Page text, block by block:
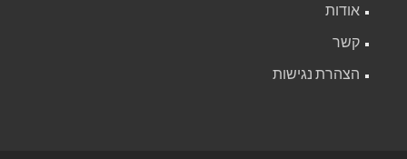
אודות
קשר
הצהרת נגישות